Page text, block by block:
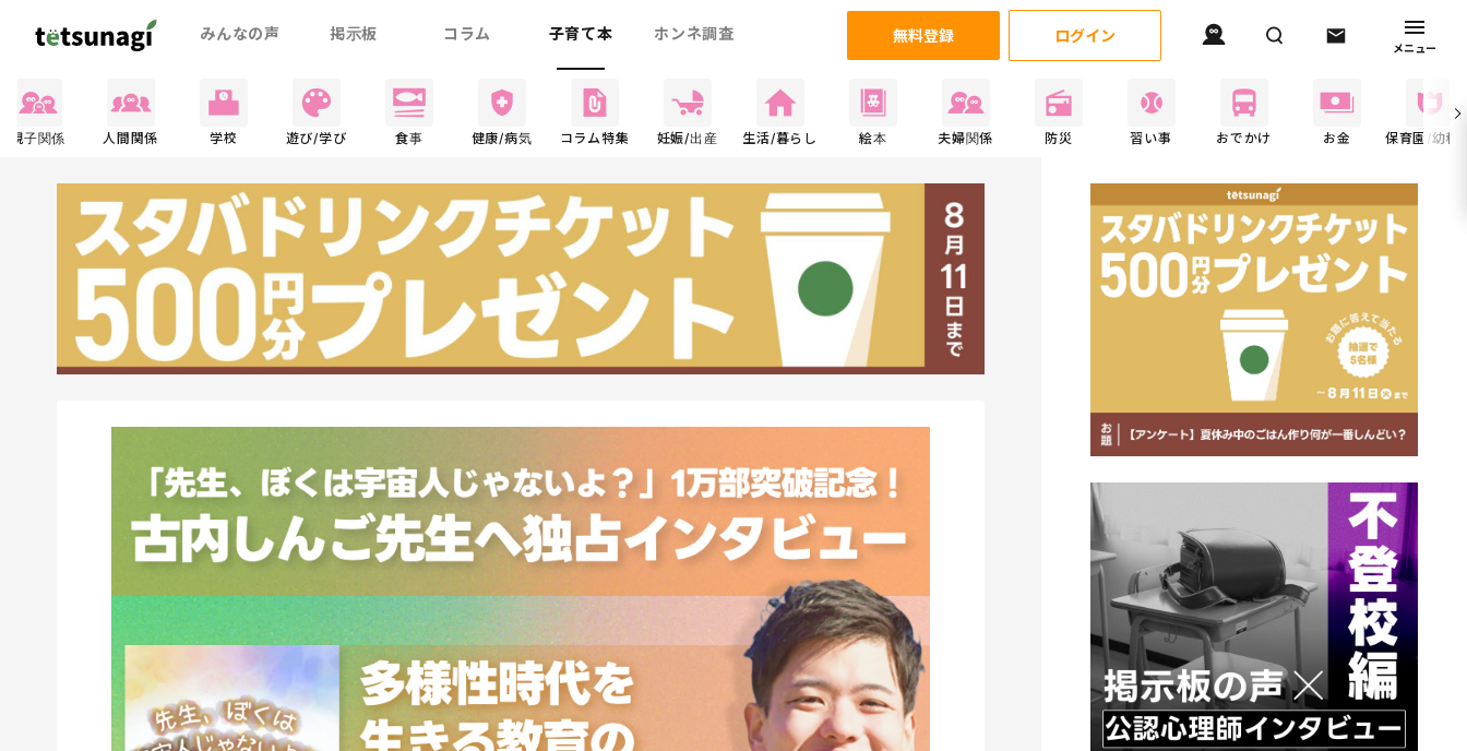
みんなの声 掲示板 コラム 子育て本 ホンネ調査 無料登録 ログイン
メニュー
親子関係 人間関係 学校 遊び/学び 食事 健康/病気 コラム特集 妊娠/出産 生活/暮らし 絵本 夫婦関係 防災 習い事 おでかけ お金 保育園/幼稚